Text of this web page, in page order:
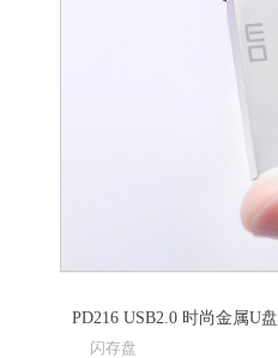
PD216 USB2.0 时尚金属U盘
闪存盘